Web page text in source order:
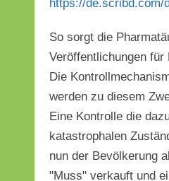
https://de.scribd.com/
So sorgt die
Veröffentlichungen
Die
werden zu diesem
Eine Kontrolle die
katastrophalen
nun der Bevölkerung
"Muss" verkauft und